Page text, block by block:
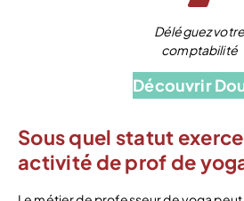
Déléguez votre
comptabilité
Découvrir
Sous quel statut
activité de prof de